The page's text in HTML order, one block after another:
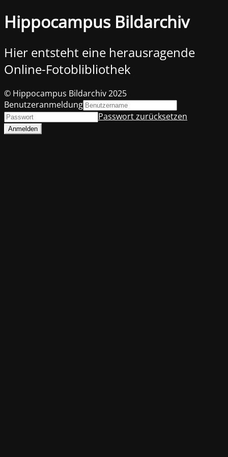
Hippocampus Bildarchiv
Hier entsteht eine herausragende
Online-Fotoblibliothek
© Hippocampus Bildarchiv 2025
Benutzeranmeldung
Passwort zurücksetzen